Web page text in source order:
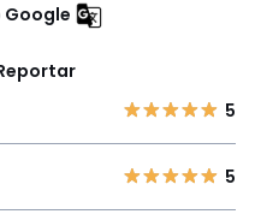
Google
5
5